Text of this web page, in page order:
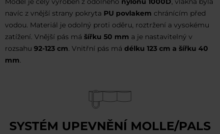
navíc z vnější strany pokryta PU povlakem chránícím před
vodou. Materiál je odolný proti oděru, roztržení a vysokému
zatížení. Vnější pás má šířku 50 mm a je nastavitelný v
rozsahu 92-123 cm. Vnitřní pás má délku 123 cm a šířku 40
mm.
SYSTÉM UPEVNĚNÍ MOLLE/PALS